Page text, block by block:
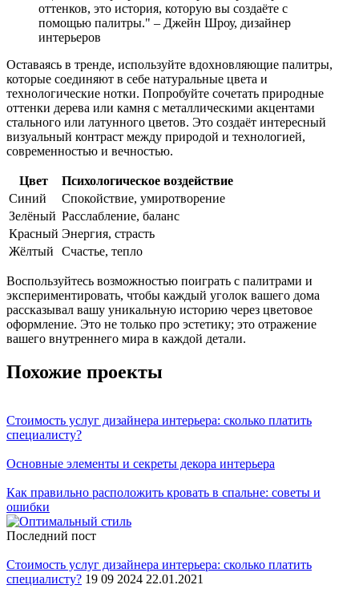
оттенков, это история, которую вы создаёте с
помощью палитры." – Джейн Шроу, дизайнер
интерьеров
Оставаясь в тренде, используйте вдохновляющие палитры,
которые соединяют в себе натуральные цвета и
технологические нотки. Попробуйте сочетать природные
оттенки дерева или камня с металлическими акцентами
стального или латунного цветов. Это создаёт интересный
визуальный контраст между природой и технологией,
современностью и вечностью.
Цвет
Психологическое воздействие
Синий
Спокойствие, умиротворение
Зелёный Расслабление, баланс
Красный Энергия, страсть
Жёлтый
Счастье, тепло
Воспользуйтесь возможностью поиграть с палитрами и
экспериментировать, чтобы каждый уголок вашего дома
рассказывал вашу уникальную историю через цветовое
оформление. Это не только про эстетику; это отражение
вашего внутреннего мира в каждой детали.
Похожие проекты
Стоимость услуг дизайнера интерьера: сколько платить
специалисту?
Основные элементы и секреты декора интерьера
Как правильно расположить кровать в спальне: советы и
ошибки
Последний пост
Стоимость услуг дизайнера интерьера: сколько платить
специалисту? 19 09 2024 22.01.2021